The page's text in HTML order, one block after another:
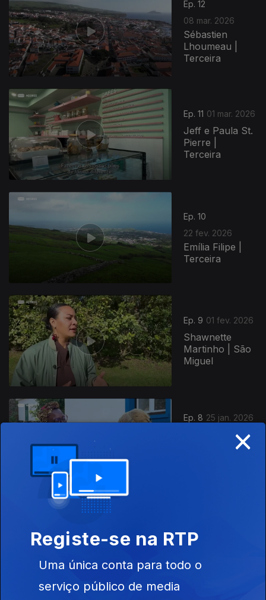
Ep. 12
08 mar. 2026
Sébastien
Lhoumeau |
Terceira
Ep. 11 01 mar. 2026
Jeff e Paula St.
Pierre |
Terceira
Ep. 10
22 fev. 2026
Emília Filipe |
Terceira
Ep. 9 01 fev. 2026
Shawnette
Martinho | São
Miguel
Ep. 8 25 jan. 2026
Ep. 7
| Graciosa
×
Registe-se na RTP
Uma única conta para todo o
serviço público de media